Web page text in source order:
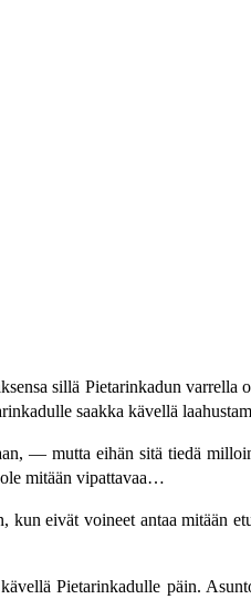
sillä Pietarinkadun varrella
saakka kävellä
— mutta eihän sitä tiedä
mitään vipattavaa…
eivät voineet antaa mitään
Pietarinkadulle päin.